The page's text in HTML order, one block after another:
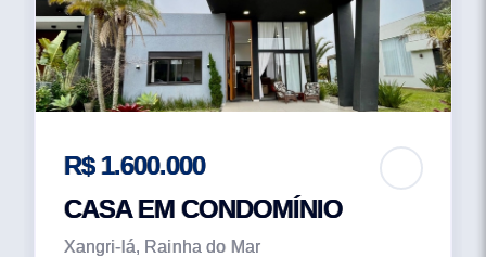
R$ 1.600.000
CASA EM CONDOMÍNIO
Xangri-lá, Rainha do Mar